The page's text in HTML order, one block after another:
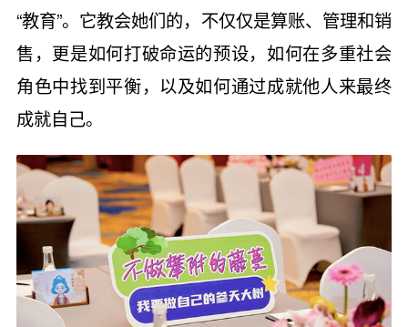
“教育”。它教会她们的，不仅仅是算账、管理和销
售，更是如何打破命运的预设，如何在多重社会
角色中找到平衡，以及如何通过成就他人来最终
成就自己。